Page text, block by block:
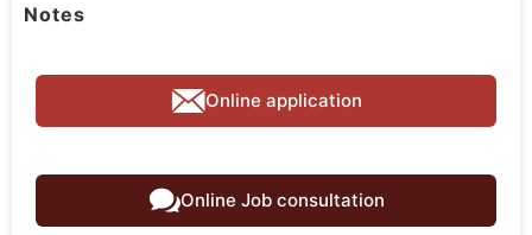
Notes
Online application
Online Job consultation